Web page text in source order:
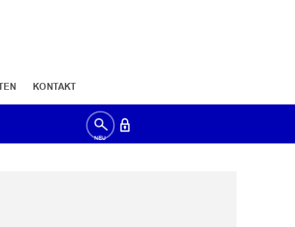
KONTAKT